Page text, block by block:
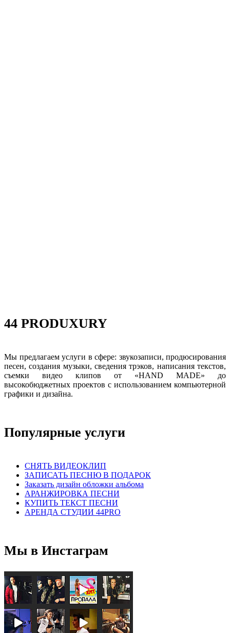
44 PRODUXURY
Мы предлагаем услуги в сфере: звукозаписи, продюсирования
песен, создания музыки, сведения трэков, написания текстов,
съемки видео клипов от «HAND MADE» до
высокобюджетных проектов с использованием компьютерной
графики и дизайна.
Популярные услуги
СНЯТЬ ВИДЕОКЛИП
ЗАПИСАТЬ ПЕСНЮ В ПОДАРОК
Заказать дизайн обложки альбома
АРАНЖИРОВКА ПЕСНИ
КУПИТЬ ТЕКСТ ПЕСНИ
АРЕНДА СТУДИИ 44PRO
Мы в Инстаграм